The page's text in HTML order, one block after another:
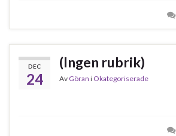
DEC
24
(Ingen rubrik)
Av Göran i Okategoriserade